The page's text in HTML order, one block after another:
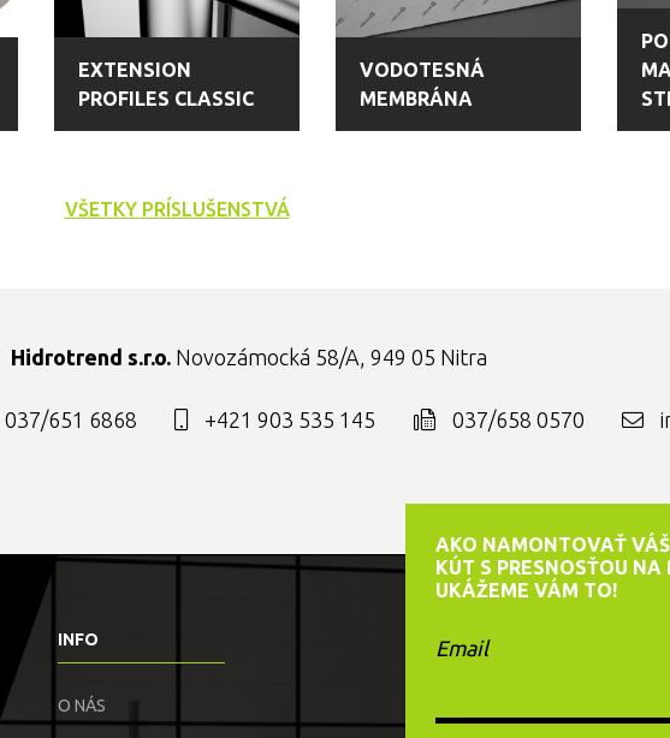
EXTENSION
PROFILES CLASSIC
VODOTESNÁ
MEMBRÁNA
VŠETKY PRÍSLUŠENSTVÁ
Hidrotrend s.r.o.Novozámocká 58/A, 949 05 Nitra
037/651 6868 +421 903 535 145 037/658 0570
INFO
O NÁS
AKO NAMONTOVAŤ VÁŠ
KÚT S PRESNOSŤOU NA
UKÁŽEME VÁM TO!
Email